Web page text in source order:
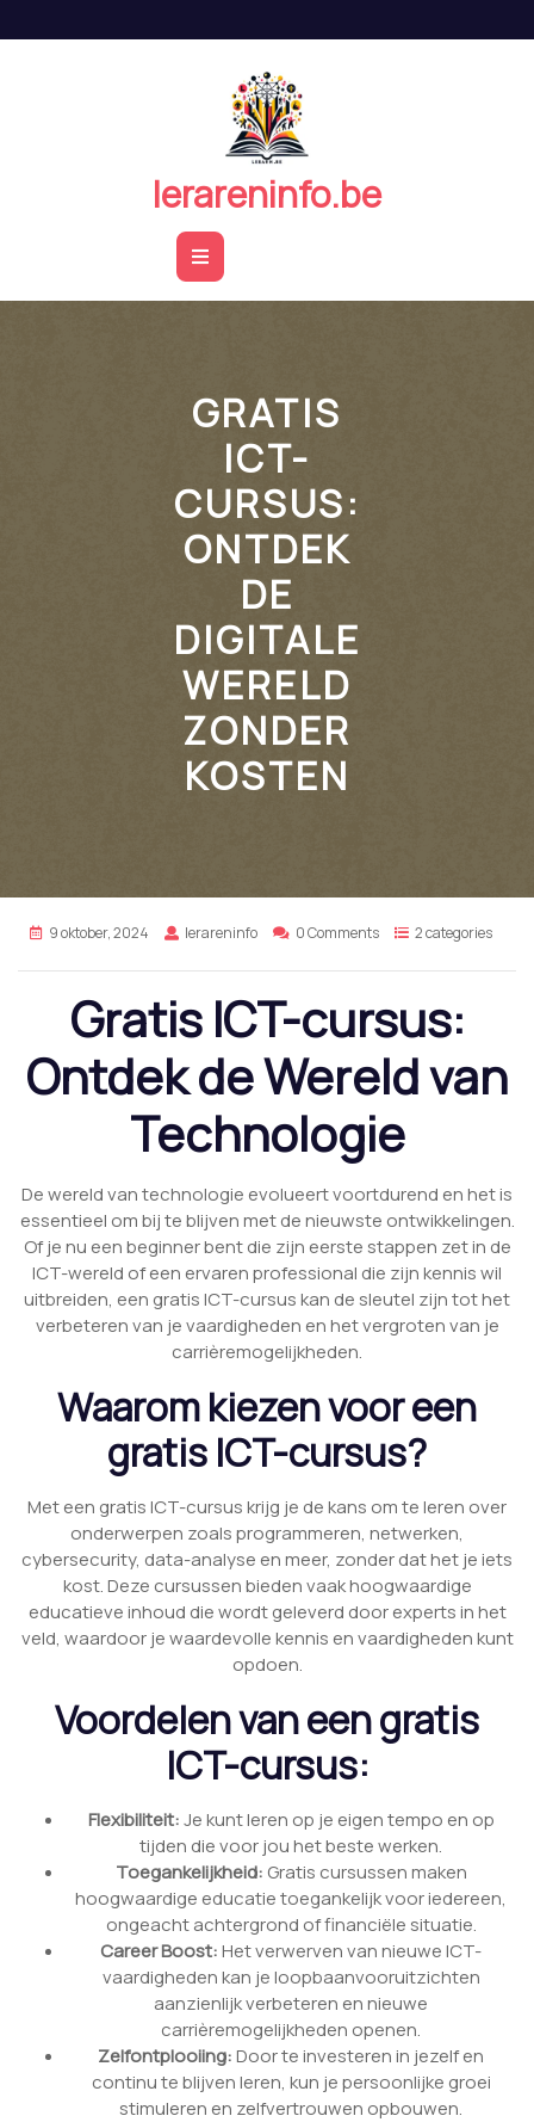
de
lerareninfo.be
Open
Button
GRATIS
ICT-
CURSUS:
ONTDEK
DE
DIGITALE
WERELD
ZONDER
KOSTEN
9 oktober, 2024 lerareninfo 0 Comments 2 categories
Gratis ICT-cursus:
Ontdek de Wereld van
Technologie
De wereld van technologie evolueert voortdurend en het is
essentieel om bij te blijven met de nieuwste ontwikkelingen.
Of je nu een beginner bent die zijn eerste stappen zet in de
ICT-wereld of een ervaren professional die zijn kennis wil
uitbreiden, een gratis ICT-cursus kan de sleutel zijn tot het
verbeteren van je vaardigheden en het vergroten van je
carrièremogelijkheden.
Waarom kiezen voor een
gratis ICT-cursus?
Met een gratis ICT-cursus krijg je de kans om te leren over
onderwerpen zoals programmeren, netwerken,
cybersecurity, data-analyse en meer, zonder dat het je iets
kost. Deze cursussen bieden vaak hoogwaardige
educatieve inhoud die wordt geleverd door experts in het
veld, waardoor je waardevolle kennis en vaardigheden kunt
opdoen.
Voordelen van een gratis
ICT-cursus:
Flexibiliteit:Je kunt leren op je eigen tempo en op
tijden die voor jou het beste werken.
Toegankelijkheid: Gratis cursussen maken
hoogwaardige educatie toegankelijk voor iedereen,
ongeacht achtergrond of financiële situatie.
Career Boost:Het verwerven van nieuwe ICT-
vaardigheden kan je loopbaanvooruitzichten
aanzienlijk verbeteren en nieuwe
carrièremogelijkheden openen.
Zelfontplooiing:Door te investeren in jezelf en
continu te blijven leren, kun je persoonlijke groei
stimuleren en zelfvertrouwen opbouwen.